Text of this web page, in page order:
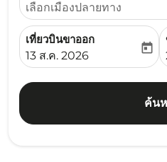
เลือกเมืองปลายทาง
เที่ยวบินขาออก
fc-booking-departure-
13 ส.ค. 2026
today
ค้น